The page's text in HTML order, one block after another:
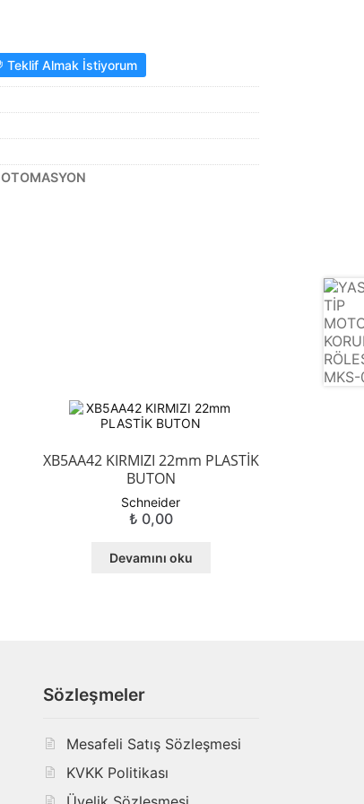
Teklif Almak İstiyorum
OTOMASYON
XB5AA42 KIRMIZI 22mm PLASTİK
BUTON
Schneider
₺ 0,00
Devamını oku
Sözleşmeler
Mesafeli Satış Sözleşmesi
KVKK Politikası